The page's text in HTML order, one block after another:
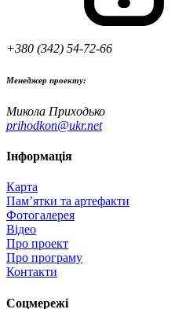
+380 (342) 54-72-66
Менеджер проекту:
Микола Приходько
prihodkon@ukr.net
Інформація
Карта
Пам’ятки та артефакти
Фотогалерея
Відео
Про проект
Про програму
Контакти
Соцмережі